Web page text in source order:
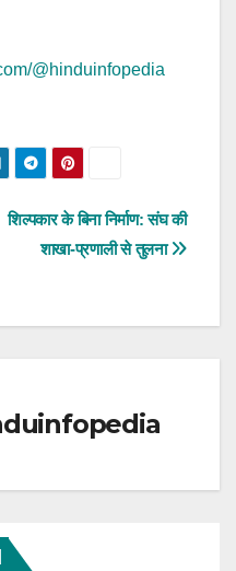
@hinduinfopedia
शिल्पकार के बिना निर्माण: संघ की
शाखा-प्रणाली से तुलना